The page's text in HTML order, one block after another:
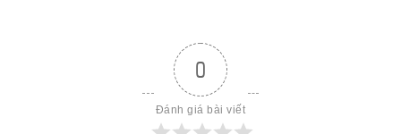
0
Đánh giá bài viết